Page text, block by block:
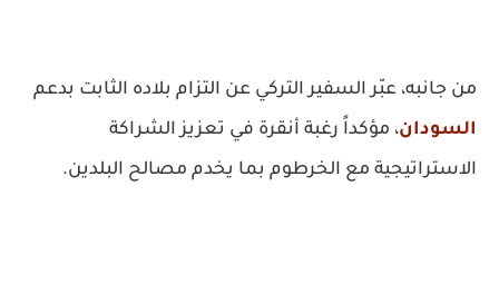
من جانبه، عبّر السفير التركي عن التزام بلاده الثابت بدعم
السودان، مؤكداً رغبة أنقرة في تعزيز الشراكة
الاستراتيجية مع الخرطوم بما يخدم مصالح البلدين.